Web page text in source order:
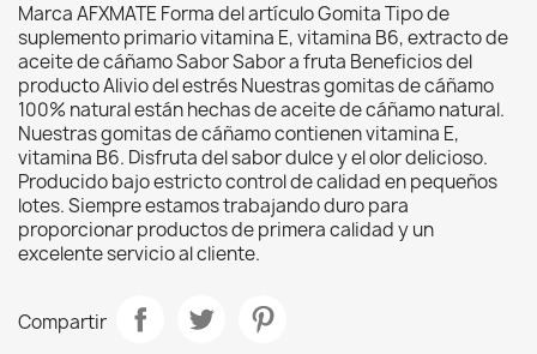
Marca AFXMATE Forma del artículo Gomita Tipo de
suplemento primario vitamina E, vitamina B6, extracto de
aceite de cáñamo Sabor Sabor a fruta Beneficios del
producto Alivio del estrés Nuestras gomitas de cáñamo
100% natural están hechas de aceite de cáñamo natural.
Nuestras gomitas de cáñamo contienen vitamina E,
vitamina B6. Disfruta del sabor dulce y el olor delicioso.
Producido bajo estricto control de calidad en pequeños
lotes. Siempre estamos trabajando duro para
proporcionar productos de primera calidad y un
excelente servicio al cliente.
Compartir